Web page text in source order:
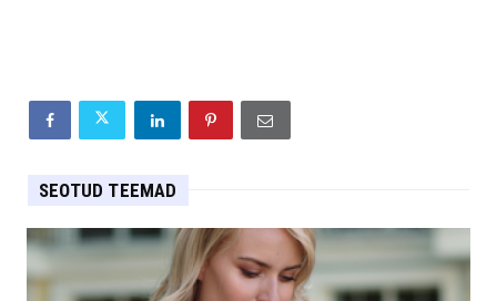
SEOTUD TEEMAD